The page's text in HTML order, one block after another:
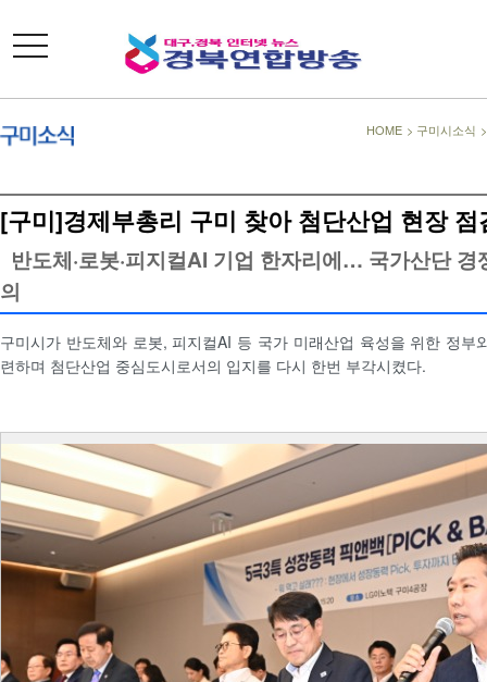
toggle
navigation
HOME > 구미시소식
[구미]경제부총리 구미 찾아 첨단산업 현장 점
반도체·로봇·피지컬AI 기업 한자리에… 국가산단 경
의
구미시가 반도체와 로봇, 피지컬AI 등 국가 미래산업 육성을 위한 정부
련하며 첨단산업 중심도시로서의 입지를 다시 한번 부각시켰다.